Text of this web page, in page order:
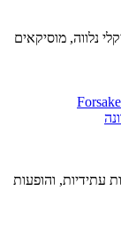
נלווה, מוסיקאים
עתידיות, והופעות